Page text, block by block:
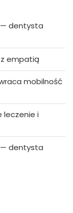
— dentysta
empatią
mobilność
leczenie i
— dentysta